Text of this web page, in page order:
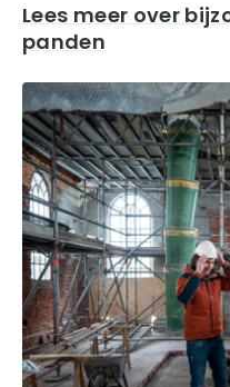
Lees meer over
panden